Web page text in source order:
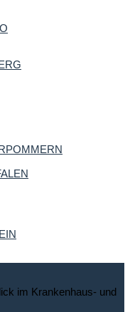
im Krankenhaus- und